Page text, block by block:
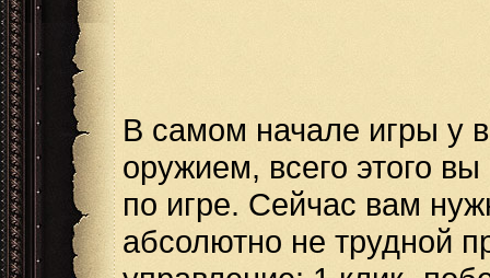
В самом начале игры у
оружием, всего этого
по игре. Сейчас вам
абсолютно не трудной